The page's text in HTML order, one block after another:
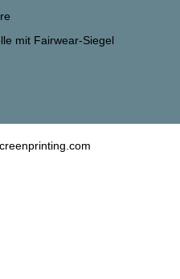
mit Fairwear-Siegel